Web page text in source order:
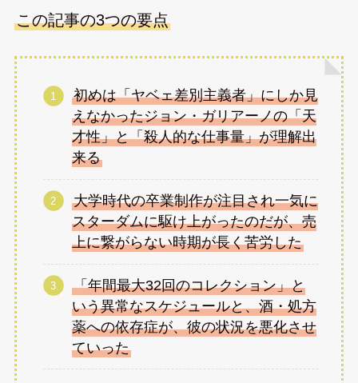
この記事の3つの要点
初めは「ヤベェ差別主義者」にしか見
えなかったジョン・ガリアーノの「天
才性」と「殺人的な仕事量」が理解出
来る
大学時代の卒業制作が注目され一気に
スターダムに駆け上がったのだが、売
上に繋がらない時期が長く苦労した
「年間最大32回のコレクション」と
いう異常なスケジュールと、酒・処方
薬への依存症が、彼の状況を悪化させ
ていった